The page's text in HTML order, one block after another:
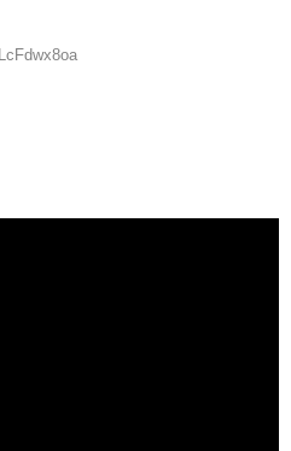
完全にアレと一致ｗｗｗ
ーノが引退 繁殖入りへ